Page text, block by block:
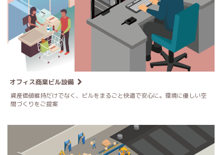
オフィス商業ビル設備
資産価値維持だけでなく、ビルをまるごと快適で安心に。環境に優しい空
間づくりをご提案